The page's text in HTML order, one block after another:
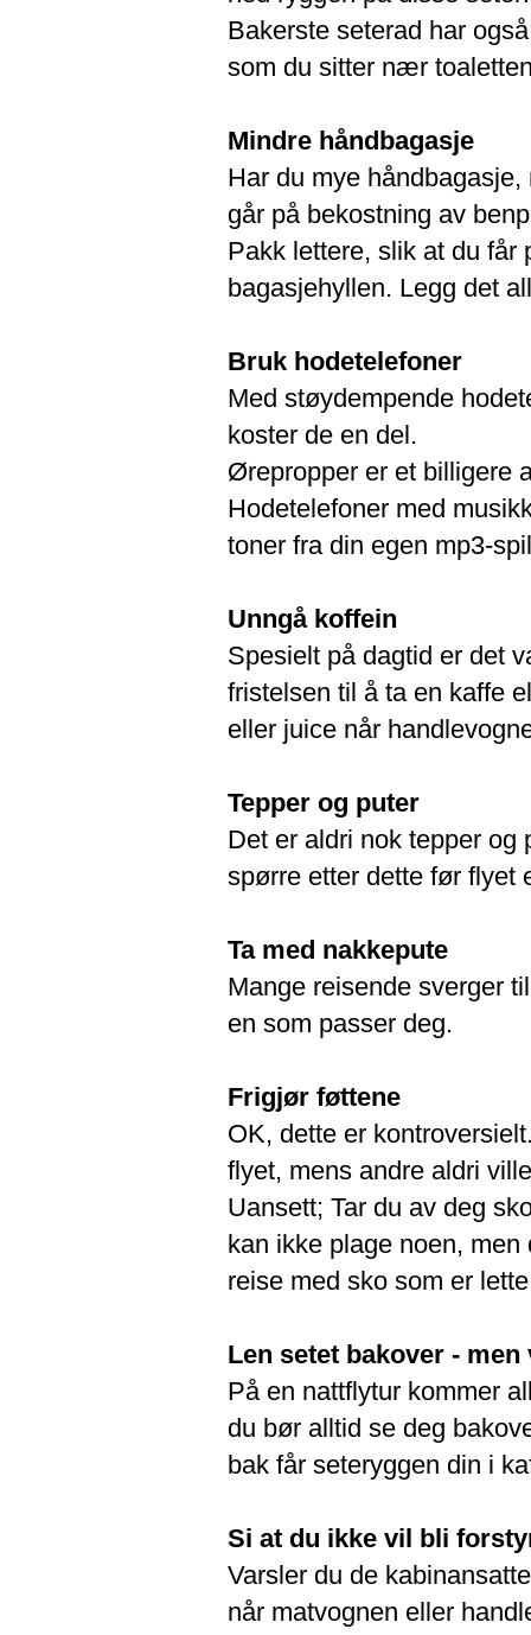
Bakerste seterad har
som du sitter nær
Mindre håndbagasje
Har du mye
går på bekostning av
Pakk lettere, slik at du får
bagasjehyllen. Legg det
Bruk hodetelefoner
Med støydempende
koster de en del.
Ørepropper er et billigere
Hodetelefoner med
toner fra din egen mp3-
Unngå koffein
Spesielt på dagtid er det
fristelsen til å ta en kaffe
eller juice når
Tepper og puter
Det er aldri nok tepper og
spørre etter dette før flyet
Ta med nakkepute
Mange reisende sverger
en som passer deg.
Frigjør føttene
OK, dette er
flyet, mens andre aldri
Uansett; Tar du av deg
kan ikke plage noen,
reise med sko som er
Len setet bakover -
På en nattflytur kommer
du bør alltid se deg
bak får seteryggen din i
Si at du ikke vil bli
Varsler du de
når matvognen eller